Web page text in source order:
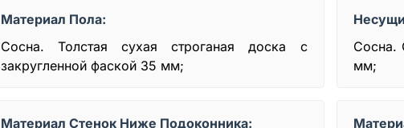
Материал Пола:
Сосна. Толстая сухая строганая доска с
закругленной фаской 35 мм;
Сосна.
мм;
Материал Стенок Ниже Подоконника: